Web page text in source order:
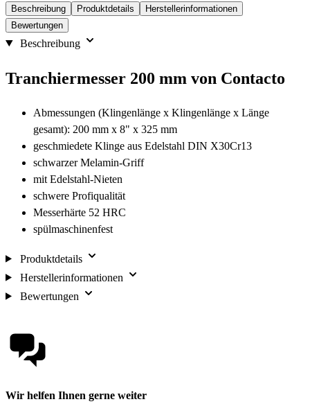
Beschreibung Produktdetails
Herstellerinformationen
Bewertungen
Beschreibung
Tranchiermesser 200 mm von Contacto
Abmessungen (Klingenlänge x Klingenlänge x Länge
gesamt): 200 mm x 8" x 325 mm
geschmiedete Klinge aus Edelstahl DIN X30Cr13
schwarzer Melamin-Griff
mit Edelstahl-Nieten
schwere Profiqualität
Messerhärte 52 HRC
spülmaschinenfest
Produktdetails
Herstellerinformationen
Bewertungen
Wir helfen Ihnen gerne weiter